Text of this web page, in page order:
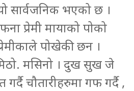
सार्वजनिक भएको छ ।
प्रेमी मायाको पोको
पोखेकी छन ।
मसिनो । दुख सुख जे
चौतारीहरुमा गफ गर्दै ,